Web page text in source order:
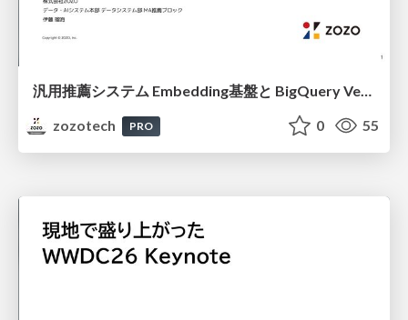
汎用推薦システム Embedding基盤と BigQuery Vector Search で実現する高速システム構築
zozotech
PRO 0 55